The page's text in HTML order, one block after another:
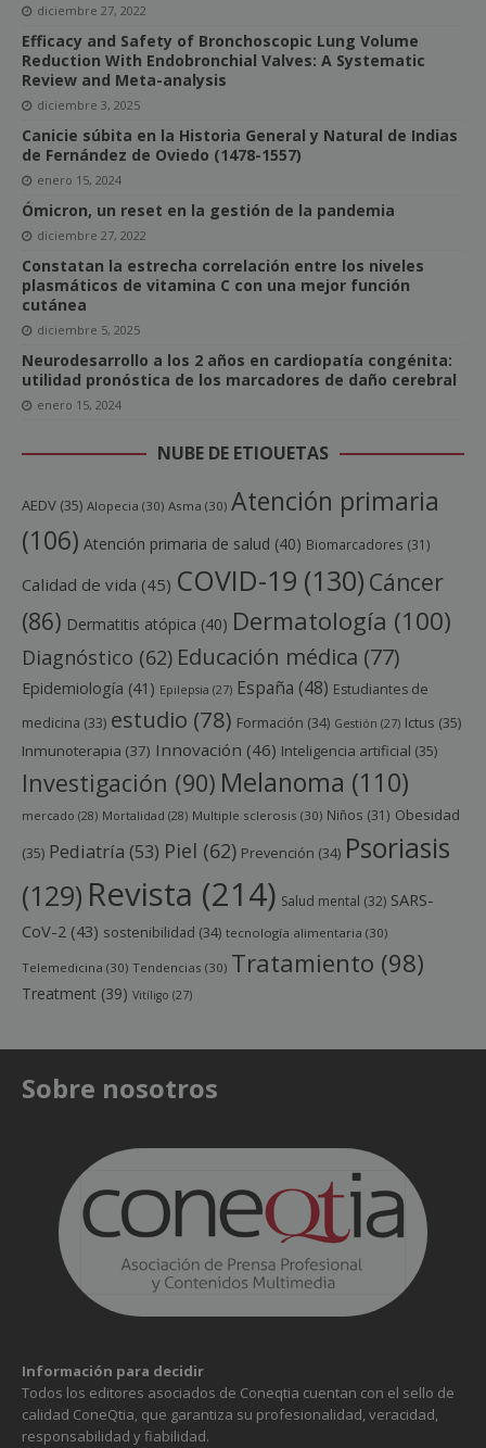
diciembre 27, 2022
Efficacy and Safety of Bronchoscopic Lung Volume
Reduction With Endobronchial Valves: A Systematic
Review and Meta-analysis
diciembre 3, 2025
Canicie súbita en la Historia General y Natural de Indias
de Fernández de Oviedo (1478-1557)
enero 15, 2024
Ómicron, un reset en la gestión de la pandemia
diciembre 27, 2022
Constatan la estrecha correlación entre los niveles
plasmáticos de vitamina C con una mejor función
cutánea
diciembre 5, 2025
Neurodesarrollo a los 2 años en cardiopatía congénita:
utilidad pronóstica de los marcadores de daño cerebral
enero 15, 2024
NUBE DE ETIQUETAS
AEDV (35) Alopecia (30) Asma (30) Atención primaria
(106) Atención primaria de salud (40) Biomarcadores (31)
Calidad de vida (45) COVID-19 (130) Cáncer
(86) Dermatitis atópica (40) Dermatología (100)
Diagnóstico (62) Educación médica (77)
Epidemiología (41) Epilepsia (27) España (48) Estudiantes de
medicina (33) estudio (78) Formación (34) Gestión (27) Ictus (35)
Inmunoterapia (37) Innovación (46) Inteligencia artificial (35)
Investigación (90) Melanoma (110)
mercado (28) Mortalidad (28) Multiple sclerosis (30) Niños (31) Obesidad
(35) Pediatría (53) Piel (62) Prevención (34) Psoriasis
(129) Revista (214) Salud mental (32) SARS-
CoV-2 (43) sostenibilidad (34) tecnología alimentaria (30)
Telemedicina (30) Tendencias (30) Tratamiento (98)
Treatment (39) Vitíligo (27)
Sobre nosotros
Información para decidir
Todos los editores asociados de Coneqtia cuentan con el sello de
calidad ConeQtia, que garantiza su profesionalidad, veracidad,
responsabilidad y fiabilidad.